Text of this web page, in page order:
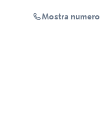
Mostra numero